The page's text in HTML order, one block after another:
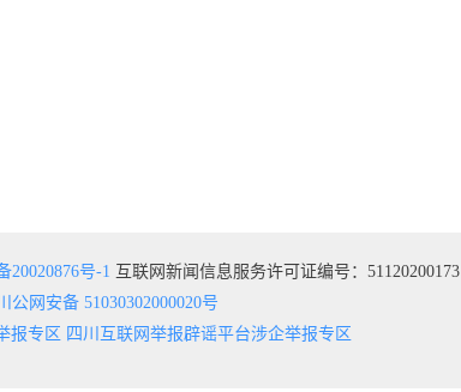
20020876号-1 互联网新闻信息服务许可证编号：51120200173
公网安备 51030302000020号
报专区 四川互联网举报辟谣平台涉企举报专区